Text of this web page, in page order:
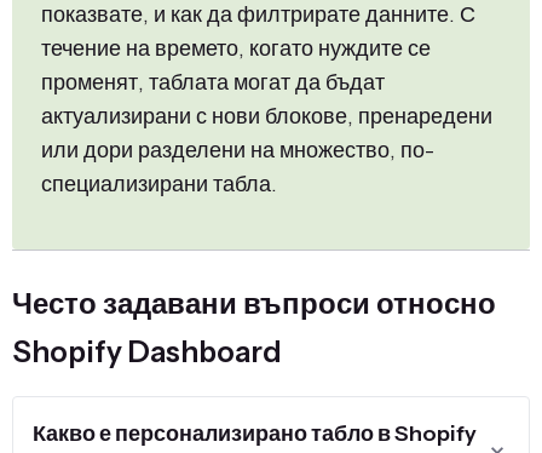
показвате, и как да филтрирате данните. С
течение на времето, когато нуждите се
променят, таблата могат да бъдат
актуализирани с нови блокове, пренаредени
или дори разделени на множество, по-
специализирани табла.
Често задавани въпроси относно
Shopify Dashboard
Какво е персонализирано табло в Shopify